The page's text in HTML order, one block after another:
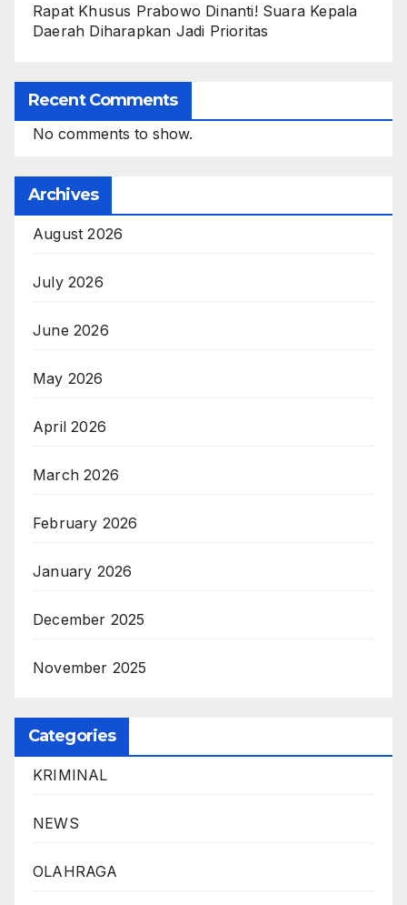
Rapat Khusus Prabowo Dinanti! Suara Kepala
Daerah Diharapkan Jadi Prioritas
Recent Comments
No comments to show.
Archives
August 2026
July 2026
June 2026
May 2026
April 2026
March 2026
February 2026
January 2026
December 2025
November 2025
Categories
KRIMINAL
NEWS
OLAHRAGA